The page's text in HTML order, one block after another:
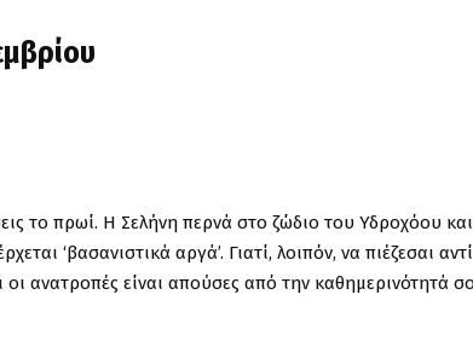
το πρωί. Η Σελήνη περνά στο ζώδιο του Υδροχόου και
‘βασανιστικά αργά’. Γιατί, λοιπόν, να πιέζεσαι
ανατροπές είναι απούσες από την καθημερινότητά